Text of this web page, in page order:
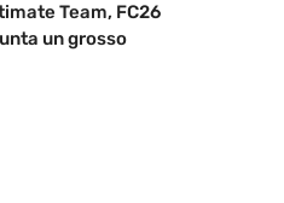
Team, FC26
un grosso